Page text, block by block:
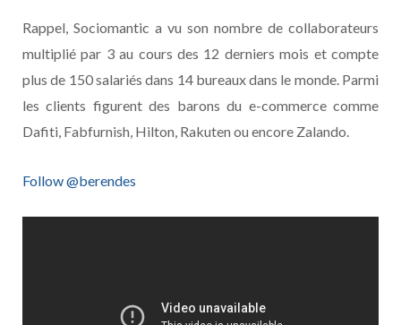
Rappel, Sociomantic a vu son nombre de collaborateurs
multiplié par 3 au cours des 12 derniers mois et compte
plus de 150 salariés dans 14 bureaux dans le monde. Parmi
les clients figurent des barons du e-commerce comme
Dafiti, Fabfurnish, Hilton, Rakuten ou encore Zalando.
Follow @berendes